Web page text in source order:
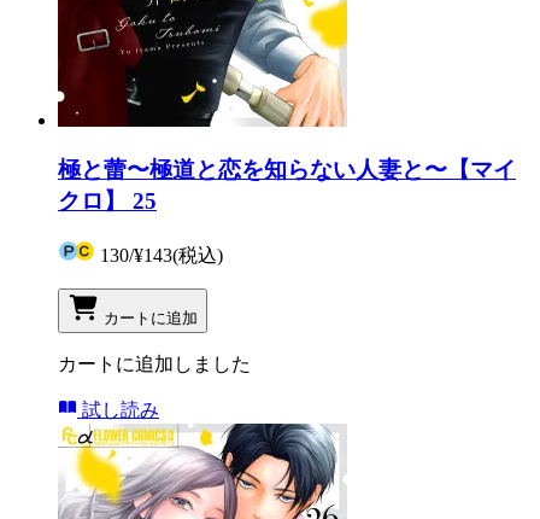
極と蕾〜極道と恋を知らない人妻と〜【マイ
クロ】 25
130/¥143(税込)
カートに追加
カートに追加しました
試し読み